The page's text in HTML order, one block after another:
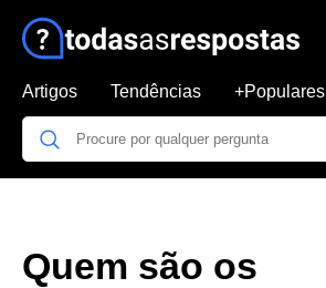
Artigos Tendências +Populares
Quem são os